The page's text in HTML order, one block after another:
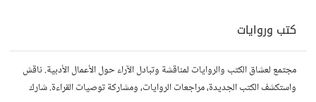
كتب وروايات
مجتمع لعشاق الكتب والروايات لمناقشة وتبادل الآراء حول الأعمال الأدبية. ناقش
واستكشف الكتب الجديدة، مراجعات الروايات، ومشاركة توصيات القراءة. شارك